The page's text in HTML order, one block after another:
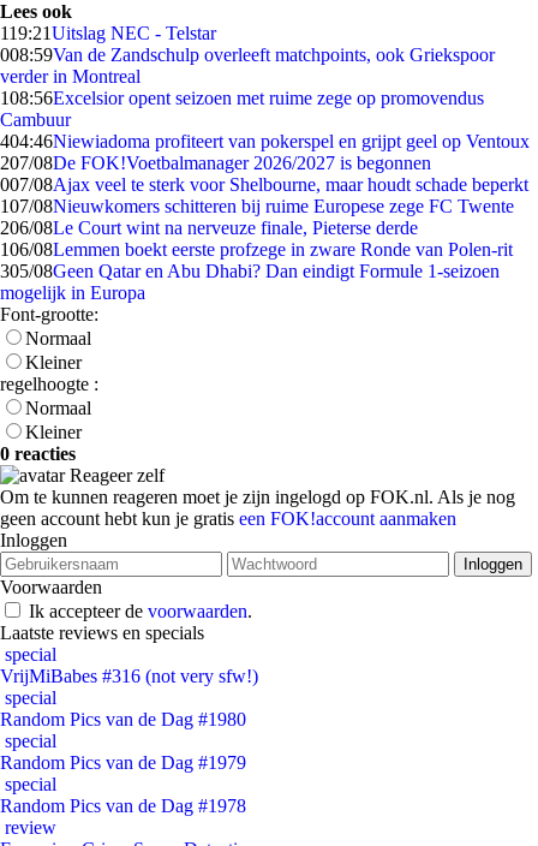
Lees ook
119:21Uitslag NEC - Telstar
008:59Van de Zandschulp overleeft matchpoints, ook Griekspoor
verder in Montreal
108:56Excelsior opent seizoen met ruime zege op promovendus
Cambuur
404:46Niewiadoma profiteert van pokerspel en grijpt geel op Ventoux
207/08De FOK!Voetbalmanager 2026/2027 is begonnen
007/08Ajax veel te sterk voor Shelbourne, maar houdt schade beperkt
107/08Nieuwkomers schitteren bij ruime Europese zege FC Twente
206/08Le Court wint na nerveuze finale, Pieterse derde
106/08Lemmen boekt eerste profzege in zware Ronde van Polen-rit
305/08Geen Qatar en Abu Dhabi? Dan eindigt Formule 1-seizoen
mogelijk in Europa
Font-grootte:
Normaal
Kleiner
regelhoogte :
Normaal
Kleiner
0 reacties
Reageer zelf
Om te kunnen reageren moet je zijn ingelogd op FOK.nl. Als je nog
geen account hebt kun je gratis een FOK!account aanmaken
Inloggen
Voorwaarden
Ik accepteer de voorwaarden.
Laatste reviews en specials
special
VrijMiBabes #316 (not very sfw!)
special
Random Pics van de Dag #1980
special
Random Pics van de Dag #1979
special
Random Pics van de Dag #1978
review